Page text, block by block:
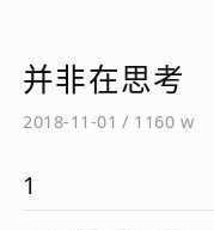
并非在思考
2018-11-01/ 1160 w
1